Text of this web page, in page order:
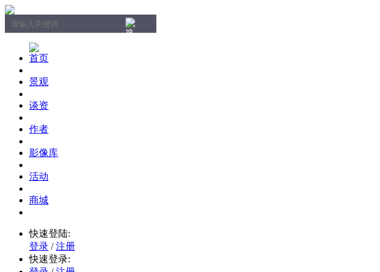
首页
景观
谈资
作者
影像库
活动
商城
快速登陆:
登录 / 注册
快速登录: